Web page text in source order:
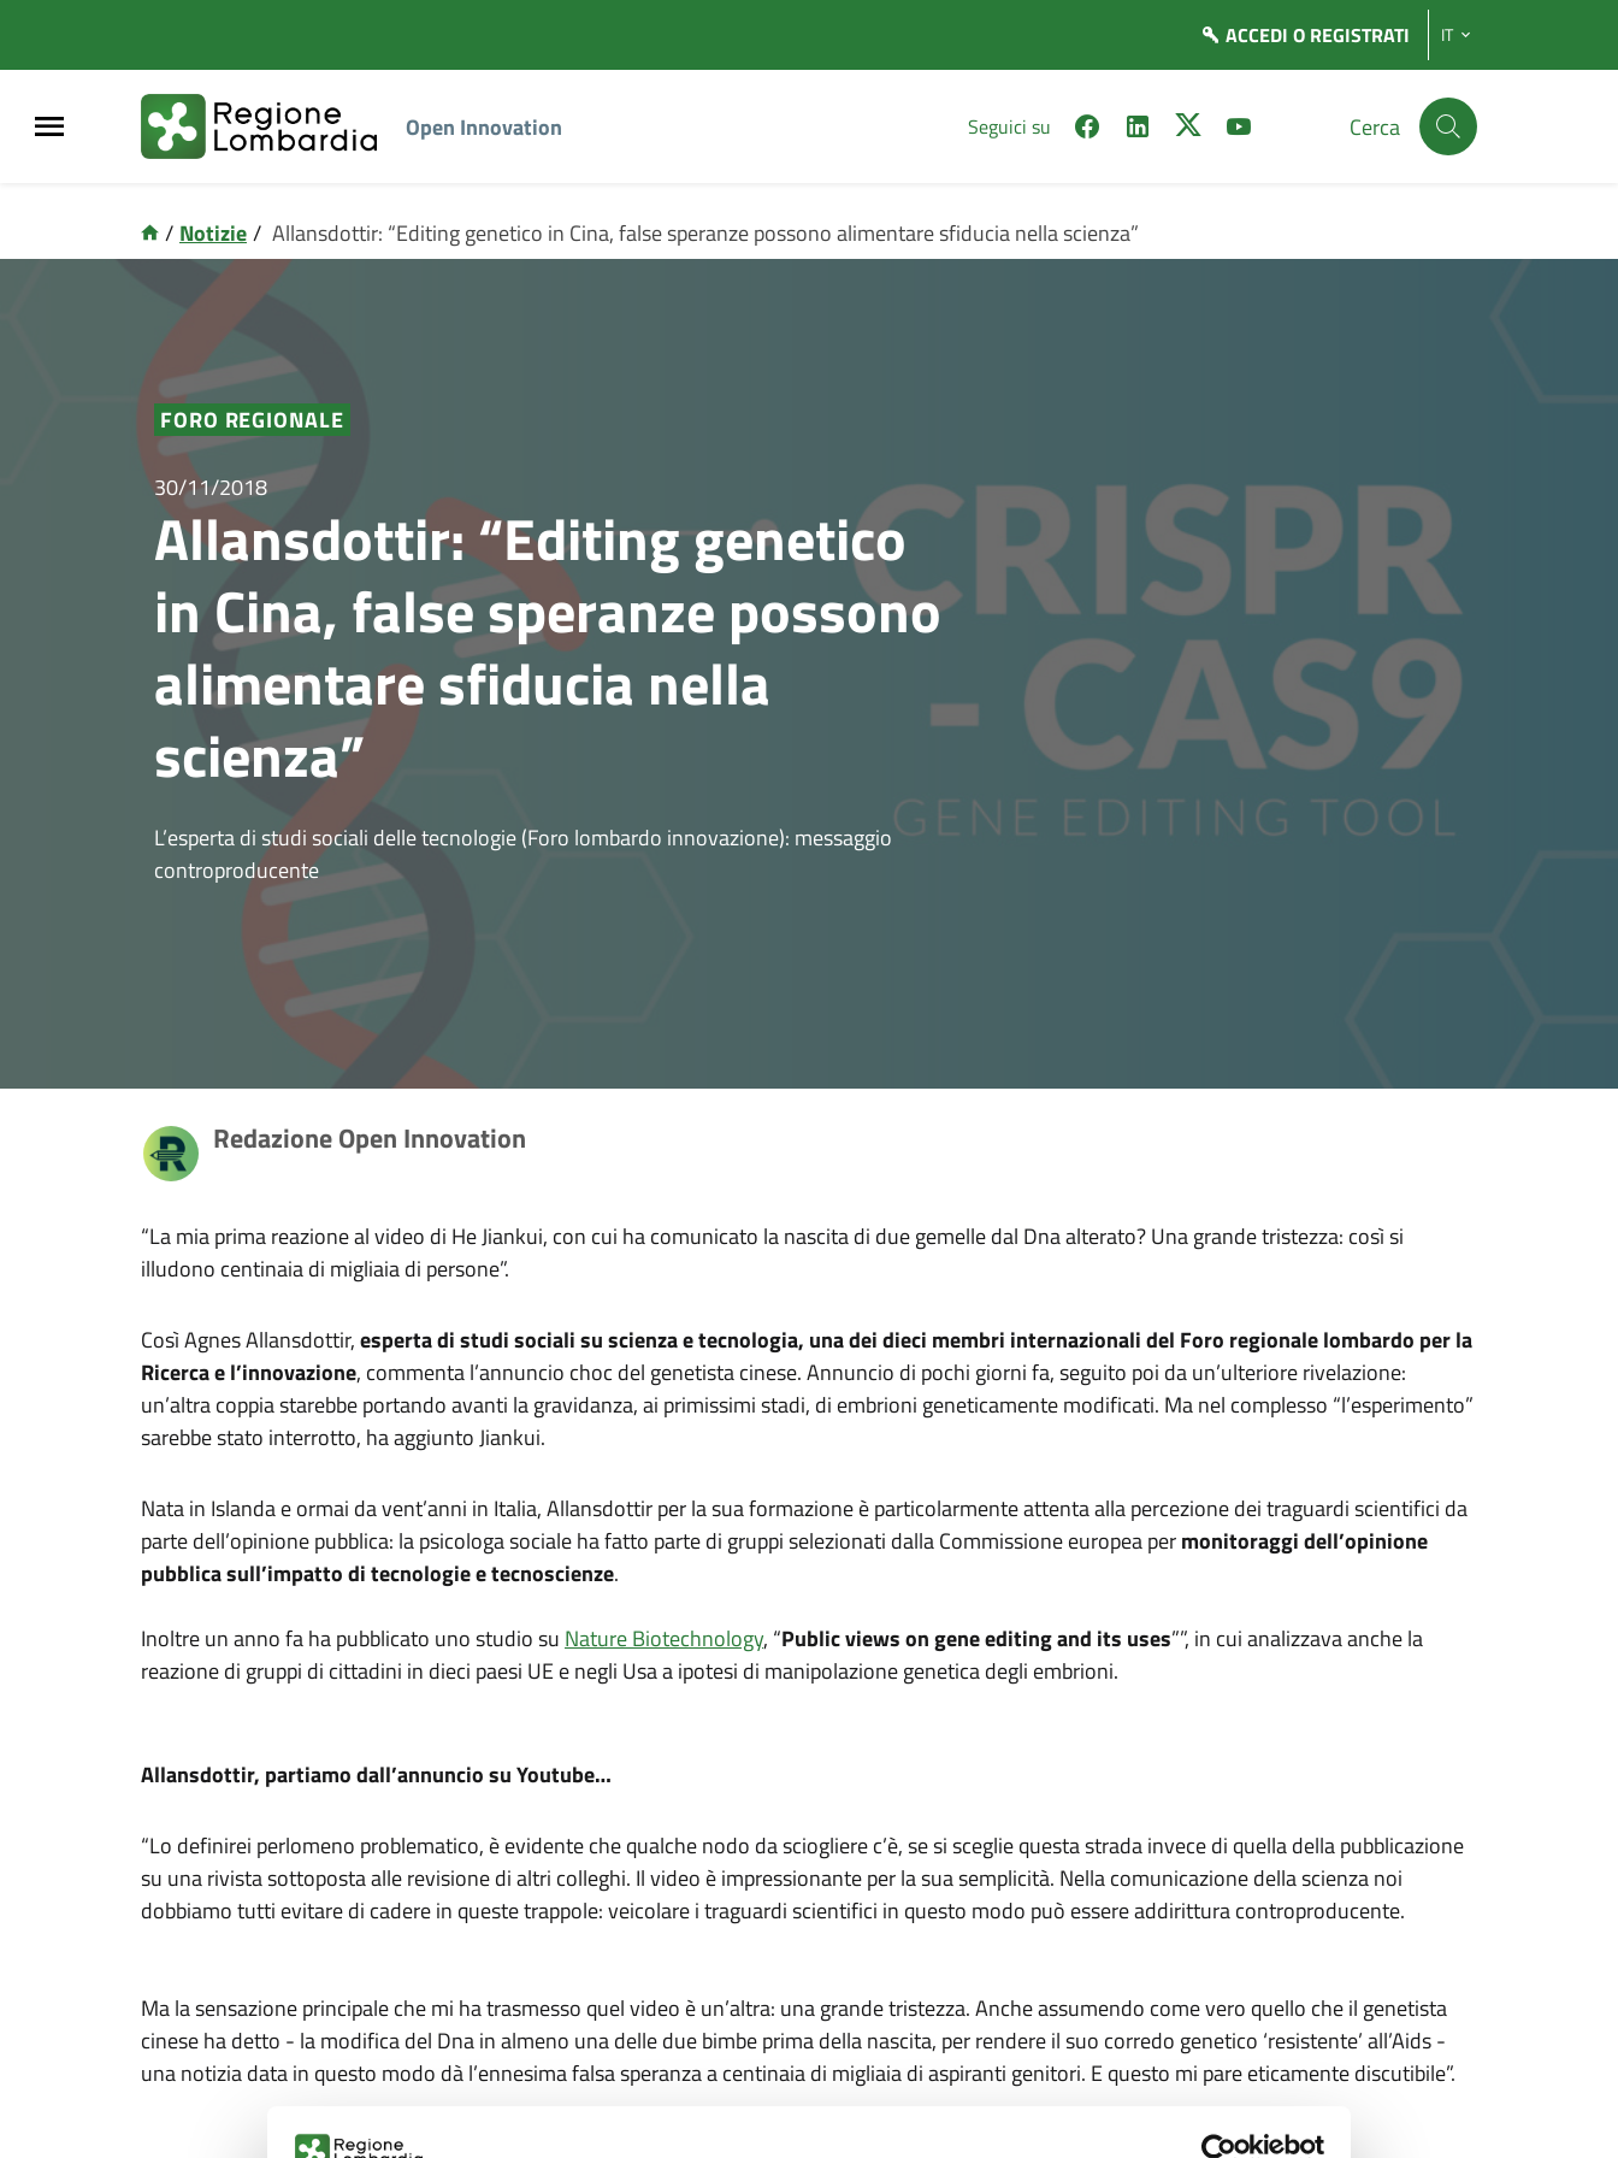
contenuto
footer
ACCEDI O REGISTRATI IT
Open Innovation Seguici su Cerca
/ Notizie/ Allansdottir: “Editing genetico in Cina, false speranze possono alimentare sfiducia nella scienza”
FORO REGIONALE
30/11/2018
Allansdottir: “Editing genetico
in Cina, false speranze possono
alimentare sfiducia nella
scienza”
L’esperta di studi sociali delle tecnologie (Foro lombardo innovazione): messaggio
controproducente
Redazione Open Innovation
“La mia prima reazione al video di He Jiankui, con cui ha comunicato la nascita di due gemelle dal Dna alterato? Una grande tristezza: così si
illudono centinaia di migliaia di persone”.
Così Agnes Allansdottir,esperta di studi sociali su scienza e tecnologia, una dei dieci membri internazionali del Foro regionale lombardo per la
Ricerca e l’innovazione, commenta l’annuncio choc del genetista cinese. Annuncio di pochi giorni fa, seguito poi da un’ulteriore rivelazione:
un’altra coppia starebbe portando avanti la gravidanza, ai primissimi stadi, di embrioni geneticamente modificati. Ma nel complesso “l’esperimento”
sarebbe stato interrotto, ha aggiunto Jiankui.
Nata in Islanda e ormai da vent’anni in Italia, Allansdottir per la sua formazione è particolarmente attenta alla percezione dei traguardi scientifici da
parte dell’opinione pubblica: la psicologa sociale ha fatto parte di gruppi selezionati dalla Commissione europea permonitoraggi dell’opinione
pubblica sull’impatto di tecnologie e tecnoscienze.
Inoltre un anno fa ha pubblicato uno studio su Nature Biotechnology, “Public views on gene editing and its uses””, in cui analizzava anche la
reazione di gruppi di cittadini in dieci paesi UE e negli Usa a ipotesi di manipolazione genetica degli embrioni.
Allansdottir, partiamo dall’annuncio su Youtube…
“Lo definirei perlomeno problematico, è evidente che qualche nodo da sciogliere c’è, se si sceglie questa strada invece di quella della pubblicazione
su una rivista sottoposta alle revisione di altri colleghi. Il video è impressionante per la sua semplicità. Nella comunicazione della scienza noi
dobbiamo tutti evitare di cadere in queste trappole: veicolare i traguardi scientifici in questo modo può essere addirittura controproducente.
Ma la sensazione principale che mi ha trasmesso quel video è un’altra: una grande tristezza. Anche assumendo come vero quello che il genetista
cinese ha detto - la modifica del Dna in almeno una delle due bimbe prima della nascita, per rendere il suo corredo genetico ‘resistente’ all’Aids -
una notizia data in questo modo dà l’ennesima falsa speranza a centinaia di migliaia di aspiranti genitori. E questo mi pare eticamente discutibile”.